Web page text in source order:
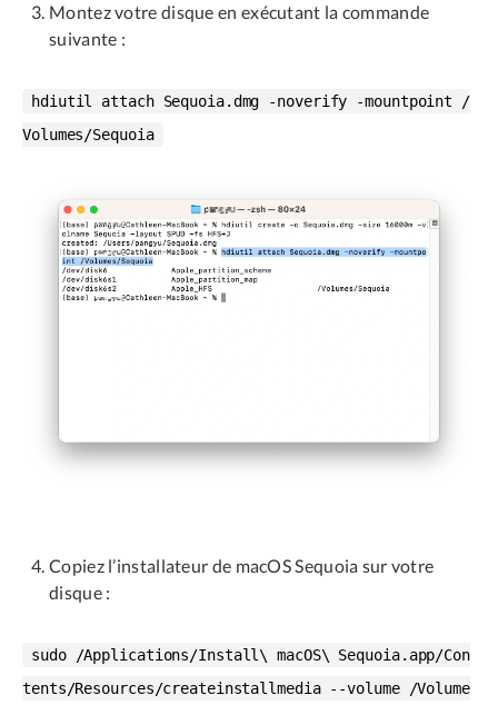
Montez votre disque en exécutant la commande
suivante :
hdiutil attach Sequoia.dmg -noverify -mountpoint /
Volumes/Sequoia
Copiez l’installateur de macOS Sequoia sur votre
disque :
sudo /Applications/Install\ macOS\ Sequoia.app/Con
tents/Resources/createinstallmedia --volume /Volume